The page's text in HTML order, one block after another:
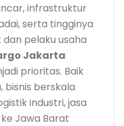
infrastruktur
serta tingginya
pelaku usaha
Jakarta
prioritas. Baik
bisnis berskala
industri, jasa
Jawa Barat